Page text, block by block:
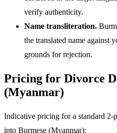
verify authenticity.
Name transliteration.
the translated name against
grounds for rejection.
Pricing for Divorce
(Myanmar)
Indicative pricing for a standard 2-
into Burmese (Myanmar):